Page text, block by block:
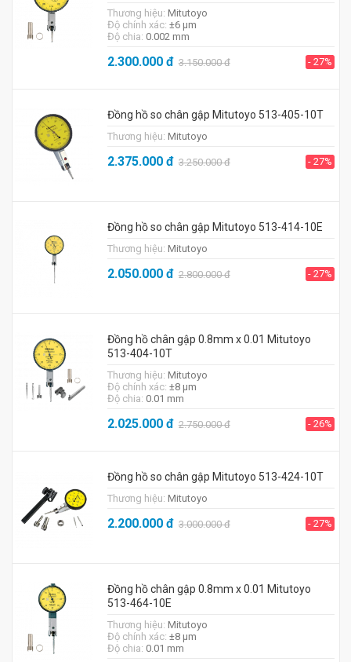
Thương hiệu: Mitutoyo
Độ chính xác: ±6 μm
Độ chia: 0.002 mm
2.300.000đ 3.150.000đ - 27%
Đồng hồ so chân gập Mitutoyo 513-405-10T
Thương hiệu: Mitutoyo
2.375.000đ 3.250.000đ - 27%
Đồng hồ so chân gập Mitutoyo 513-414-10E
Thương hiệu: Mitutoyo
2.050.000đ 2.800.000đ - 27%
Đồng hồ chân gập 0.8mm x 0.01 Mitutoyo
513-404-10T
Thương hiệu: Mitutoyo
Độ chính xác: ±8 μm
Độ chia: 0.01 mm
2.025.000đ 2.750.000đ - 26%
Đồng hồ so chân gập Mitutoyo 513-424-10T
Thương hiệu: Mitutoyo
2.200.000đ 3.000.000đ - 27%
Đồng hồ chân gập 0.8mm x 0.01 Mitutoyo
513-464-10E
Thương hiệu: Mitutoyo
Độ chính xác: ±8 μm
Độ chia: 0.01 mm